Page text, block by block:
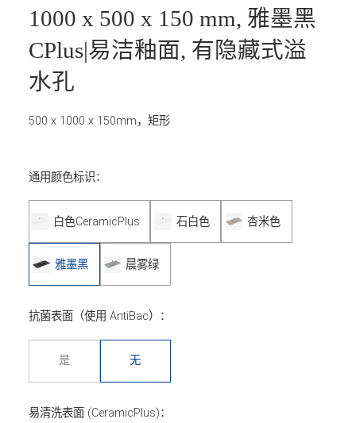
1000 x 500 x 150 mm, 雅墨黑
CPlus|易洁釉面, 有隐藏式溢
水孔
500 x 1000 x 150mm，矩形
通用颜色标识：
白色CeramicPlus 石白色 杏米色
雅墨黑 晨雾绿
抗菌表面（使用 AntiBac）：
是 无
易清洗表面 (CeramicPlus)：